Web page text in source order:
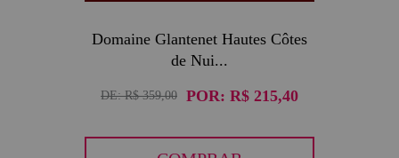
Domaine Glantenet Hautes Côtes
de Nui...
DE:R$ 359,00 POR: R$ 215,40